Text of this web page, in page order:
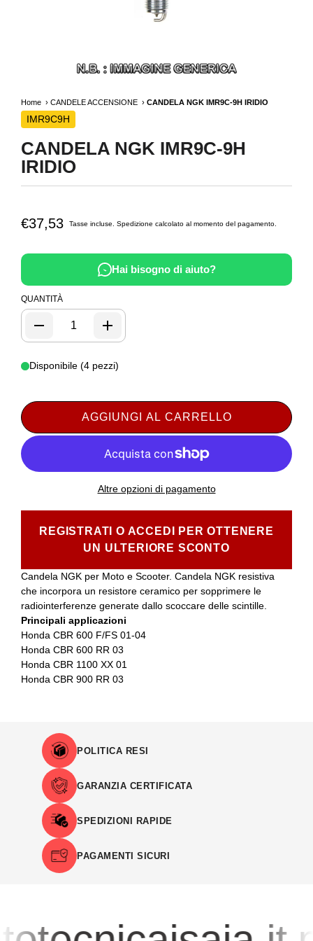
Home CANDELE ACCENSIONE CANDELA NGK IMR9C-9H IRIDIO
IMR9C9H
CANDELA NGK IMR9C-9H
IRIDIO
€37,53 Tasse incluse. Spedizione calcolato al momento del pagamento.
Hai bisogno di aiuto?
QUANTITÀ
Disponibile (4 pezzi)
AGGIUNGI AL CARRELLO
Altre opzioni di pagamento
REGISTRATI O ACCEDI PER OTTENERE
UN ULTERIORE SCONTO
Candela NGK per Moto e Scooter. Candela NGK resistiva
che incorpora un resistore ceramico per sopprimere le
radiointerferenze generate dallo scoccare delle scintille.
Principali applicazioni
Honda CBR 600 F/FS 01-04
Honda CBR 600 RR 03
Honda CBR 1100 XX 01
Honda CBR 900 RR 03
POLITICA RESI
GARANZIA CERTIFICATA
SPEDIZIONI RAPIDE
PAGAMENTI SICURI